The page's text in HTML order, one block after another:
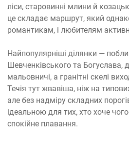
ліси, старовинні млини й
це складає маршрут, який
романтикам, і любителям
Найпопулярніші ділянки —
Шевченківського та Богуслава,
мальовничі, а гранітні скелі
Течія тут жвавіша, ніж на
але без надміру складних
ідеальною для тих, хто хоче
спокійне плавання.